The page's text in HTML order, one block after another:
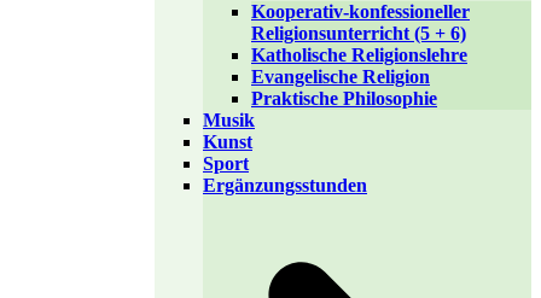
Kooperativ-konfessioneller
Religionsunterricht (5 + 6)
Katholische Religionslehre
Evangelische Religion
Praktische Philosophie
Musik
Kunst
Sport
Ergänzungsstunden